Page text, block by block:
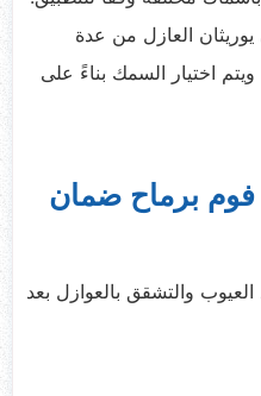
العازل من عدة
اختيار السمك بناءً على
برماح ضمان
والتشقق بالعوازل بعد